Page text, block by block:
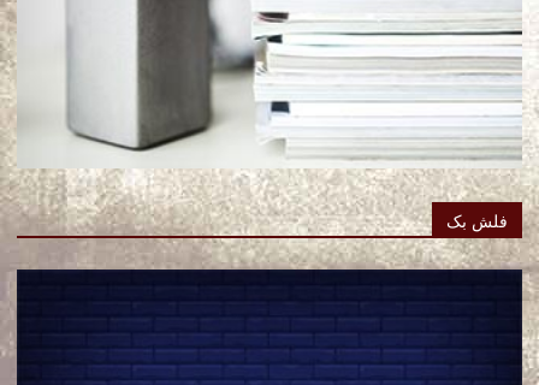
فلش بک